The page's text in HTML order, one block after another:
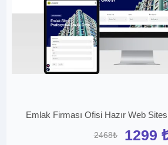
Emlak Firması Ofisi Hazır Web
2468₺ 1299